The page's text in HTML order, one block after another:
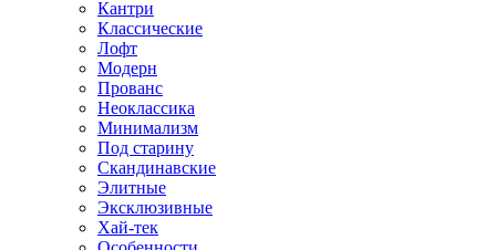
Кантри
Классические
Лофт
Модерн
Прованс
Неоклассика
Минимализм
Под старину
Скандинавские
Элитные
Эксклюзивные
Хай-тек